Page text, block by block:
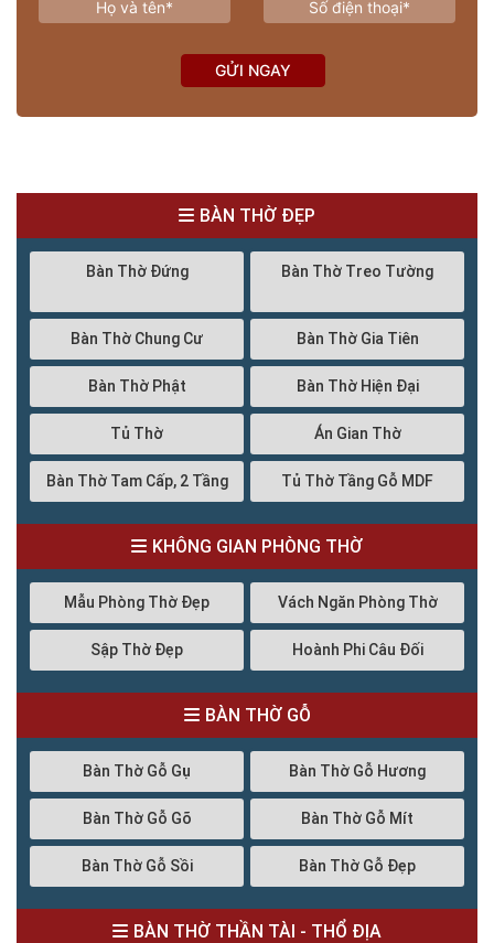
GỬI NGAY
BÀN THỜ ĐẸP
Bàn Thờ Đứng Bàn Thờ Treo Tường
Bàn Thờ Chung Cư Bàn Thờ Gia Tiên
Bàn Thờ Phật Bàn Thờ Hiện Đại
Tủ Thờ Án Gian Thờ
Bàn Thờ Tam Cấp, 2 Tầng Tủ Thờ Tầng Gỗ MDF
KHÔNG GIAN PHÒNG THỜ
Mẫu Phòng Thờ Đẹp Vách Ngăn Phòng Thờ
Sập Thờ Đẹp Hoành Phi Câu Đối
BÀN THỜ GỖ
Bàn Thờ Gỗ Gụ Bàn Thờ Gỗ Hương
Bàn Thờ Gỗ Gõ Bàn Thờ Gỗ Mít
Bàn Thờ Gỗ Sồi Bàn Thờ Gỗ Đẹp
BÀN THỜ THẦN TÀI - THỔ ĐỊA